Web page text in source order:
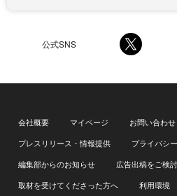
公式SNS
会社概要 マイページ
お問い合わせ
プレスリリース・情報提供
プライバシ
編集部からのお知らせ
広告出稿をご検
取材を受けてくださった方へ
利用環境